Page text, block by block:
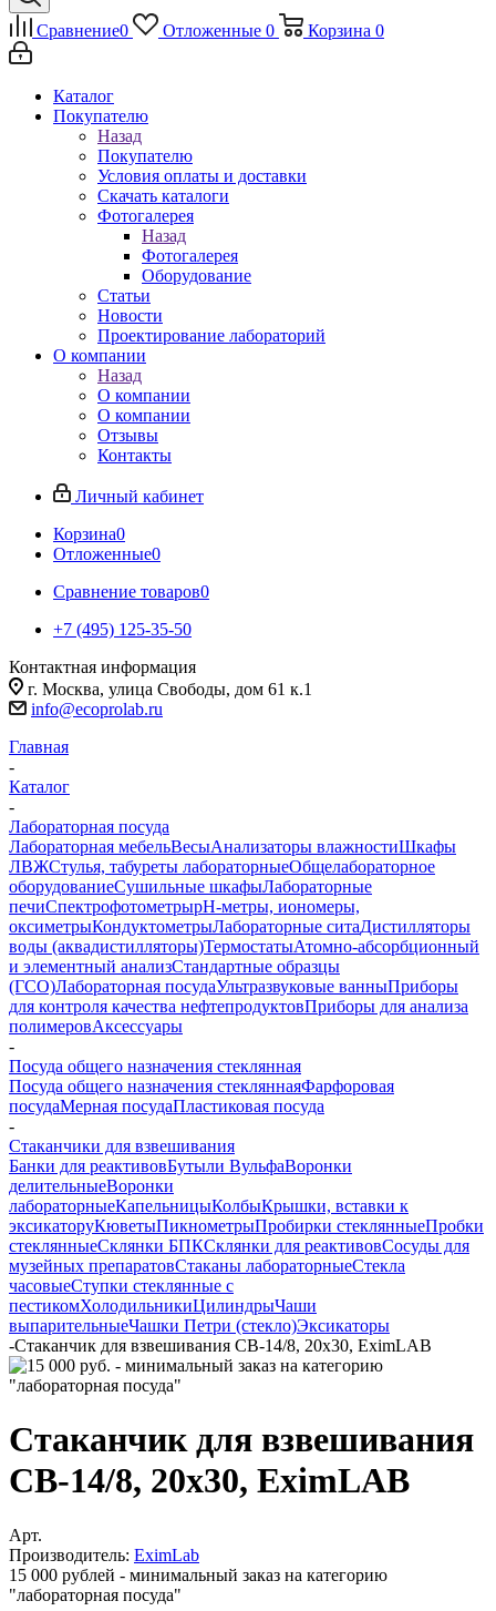
Сравнение0 Отложенные 0 Корзина 0
Каталог
Покупателю
Назад
Покупателю
Условия оплаты и доставки
Скачать каталоги
Фотогалерея
Назад
Фотогалерея
Оборудование
Статьи
Новости
Проектирование лабораторий
О компании
Назад
О компании
О компании
Отзывы
Контакты
Личный кабинет
Корзина0
Отложенные0
Сравнение товаров0
+7 (495) 125-35-50
Контактная информация
г. Москва, улица Свободы, дом 61 к.1
info@ecoprolab.ru
Главная
-
Каталог
-
Лабораторная посуда
Лабораторная мебельВесыАнализаторы влажностиШкафы
ЛВЖСтулья, табуреты лабораторныеОбщелабораторное
оборудованиеСушильные шкафыЛабораторные
печиСпектрофотометрыpH-метры, иономеры,
оксиметрыКондуктометрыЛабораторные ситаДистилляторы
воды (аквадистилляторы)ТермостатыАтомно-абсорбционный
и элементный анализСтандартные образцы
(ГСО)Лабораторная посудаУльтразвуковые ванныПриборы
для контроля качества нефтепродуктовПриборы для анализа
полимеровАксессуары
-
Посуда общего назначения стеклянная
Посуда общего назначения стекляннаяФарфоровая
посудаМерная посудаПластиковая посуда
-
Стаканчики для взвешивания
Банки для реактивовБутыли ВульфаВоронки
делительныеВоронки
лабораторныеКапельницыКолбыКрышки, вставки к
эксикаторуКюветыПикнометрыПробирки стеклянныеПробки
стеклянныеСклянки БПКСклянки для реактивовСосуды для
музейных препаратовСтаканы лабораторныеСтекла
часовыеСтупки стеклянные с
пестикомХолодильникиЦилиндрыЧаши
выпарительныеЧашки Петри (стекло)Эксикаторы
-Стаканчик для взвешивания СВ-14/8, 20х30, EximLAB
Стаканчик для взвешивания
СВ-14/8, 20х30, EximLAB
Арт.
Производитель: EximLab
15 000 рублей - минимальный заказ на категорию
"лабораторная посуда"